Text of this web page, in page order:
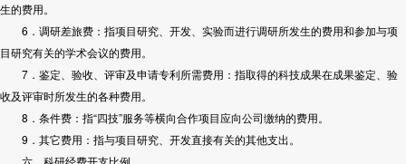
生的费用。
6．调研差旅费：指项目研究、开发、实验而进行调研所发生的费用和参加与项
目研究有关的学术会议的费用。
7．鉴定、验收、评审及申请专利所需费用：指取得的科技成果在成果鉴定、验
收及评审时所发生的各种费用。
8．条件费：指“四技”服务等横向合作项目应向公司缴纳的费用。
9．其它费用：指与项目研究、开发直接有关的其他支出。
六、科研经费开支比例